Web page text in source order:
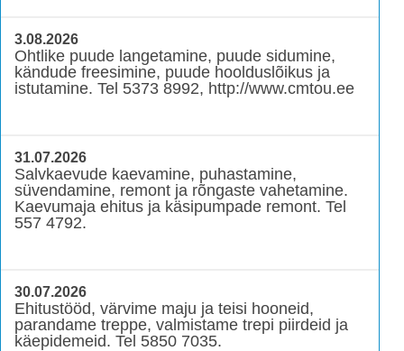
3.08.2026
Ohtlike puude langetamine, puude sidumine,
kändude freesimine, puude hoolduslõikus ja
istutamine. Tel 5373 8992, http://www.cmtou.ee
31.07.2026
Salvkaevude kaevamine, puhastamine,
süvendamine, remont ja rõngaste vahetamine.
Kaevumaja ehitus ja käsipumpade remont. Tel
557 4792.
30.07.2026
Ehitustööd, värvime maju ja teisi hooneid,
parandame treppe, valmistame trepi piirdeid ja
käepidemeid. Tel 5850 7035.